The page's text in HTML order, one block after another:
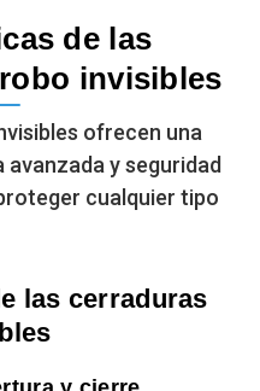
de las
invisibles
ofrecen una
y seguridad
cualquier tipo
las cerraduras